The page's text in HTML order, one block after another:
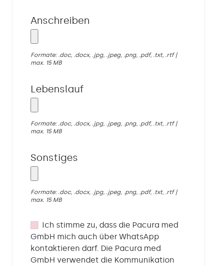
Anschreiben
Formate: .doc, .docx, .jpg, .jpeg, .png, .pdf, .txt, .rtf |
max. 15 MB
Lebenslauf
Formate: .doc, .docx, .jpg, .jpeg, .png, .pdf, .txt, .rtf |
max. 15 MB
Sonstiges
Formate: .doc, .docx, .jpg, .jpeg, .png, .pdf, .txt, .rtf |
max. 15 MB
Ich stimme zu, dass die Pacura med
GmbH mich auch über WhatsApp
kontaktieren darf. Die Pacura med
GmbH verwendet die Kommunikation